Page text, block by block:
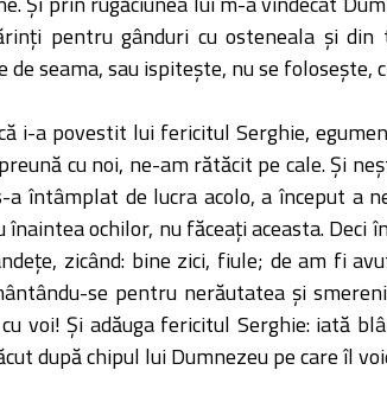
pentru gânduri cu osteneala şi
seama, sau ispiteşte, nu se foloseşte,
i-a povestit lui fericitul Serghie,
cu noi, ne-am rătăcit pe cale. Şi
întâmplat de lucra acolo, a început a
ochilor, nu făceaţi aceasta.
zicând: bine zici, fiule; de am fi
se pentru nerăutatea şi
voi! Şi adăuga fericitul Serghie: iată
după chipul lui Dumnezeu pe care îl